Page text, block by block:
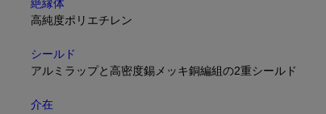
絶縁体
高純度ポリエチレン
シールド
アルミラップと高密度錫メッキ銅編組の2重シールド
介在